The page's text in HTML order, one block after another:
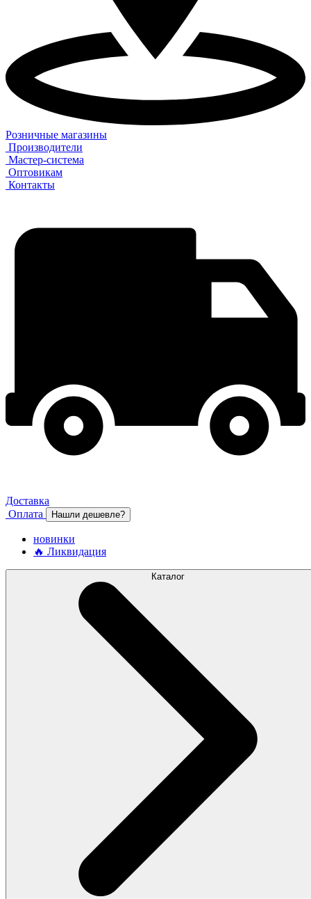
Розничные магазины
Производители
Мастер-система
Оптовикам
Контакты
Доставка
Оплата
Нашли дешевле?
новинки
🔥 Ликвидация
Каталог